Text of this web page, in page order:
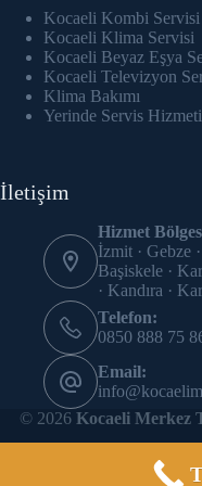
panel
Panel
panel
panel
panel
panel
panel
panel
panel
Kocaeli Kombi Servisi
Kocaeli Klima Servisi
Kocaeli Beyaz Eşya
Kocaeli Televizyon
Klima Bakımı
Yerinde Servis Hizmeti
İletişim
Hizmet
İzmit · Gebze
Başiskele ·
· Kandıra ·
Telefon:
0850 888 75
Email:
© 2026Kocaeli Merkez